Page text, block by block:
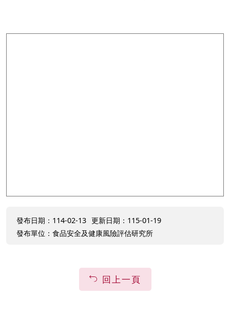
發布日期：114-02-13 更新日期：115-01-19
發布單位：食品安全及健康風險評估研究所
回上一頁